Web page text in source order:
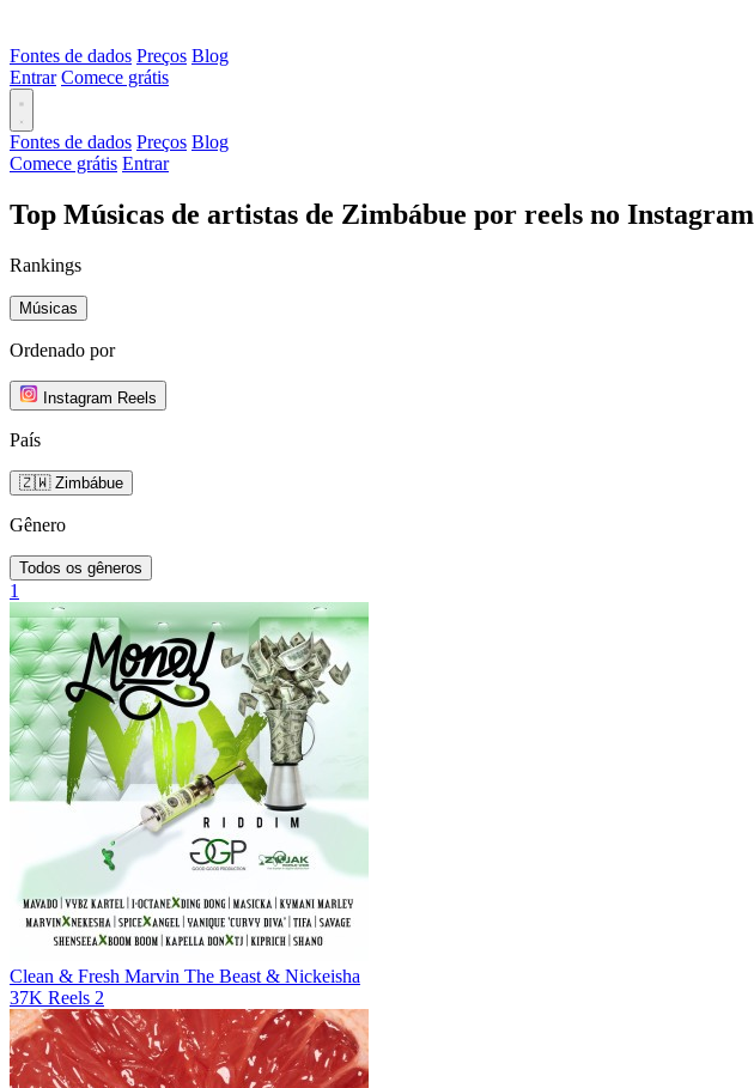
Fontes de dados Preços Blog
Entrar Comece grátis
Fontes de dados Preços Blog
Comece grátis Entrar
Top Músicas de artistas de Zimbábue por reels no Instagram
Rankings
Músicas
Ordenado por
Instagram Reels
País
🇿🇼 Zimbábue
Gênero
Todos os gêneros
1
Clean & Fresh Marvin The Beast & Nickeisha
37K Reels 2